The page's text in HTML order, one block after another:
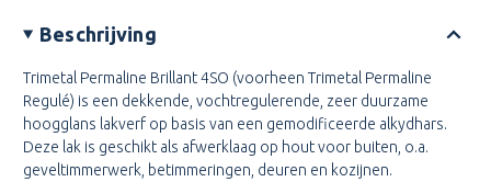
Beschrijving
Trimetal Permaline Brillant 4SO (voorheen Trimetal Permaline
Regulé) is een dekkende, vochtregulerende, zeer duurzame
hoogglans lakverf op basis van een gemodificeerde alkydhars.
Deze lak is geschikt als afwerklaag op hout voor buiten, o.a.
geveltimmerwerk, betimmeringen, deuren en kozijnen.